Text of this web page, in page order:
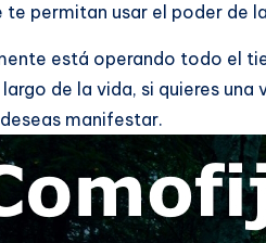
te permitan usar el poder de
está operando todo el
de la vida, si quieres
manifestar.